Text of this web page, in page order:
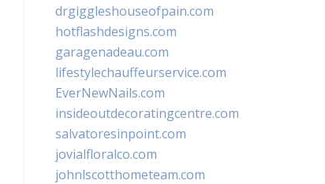
drgiggleshouseofpain.com
hotflashdesigns.com
garagenadeau.com
lifestylechauffeurservice.com
EverNewNails.com
insideoutdecoratingcentre.com
salvatoresinpoint.com
jovialfloralco.com
johnlscotthometeam.com